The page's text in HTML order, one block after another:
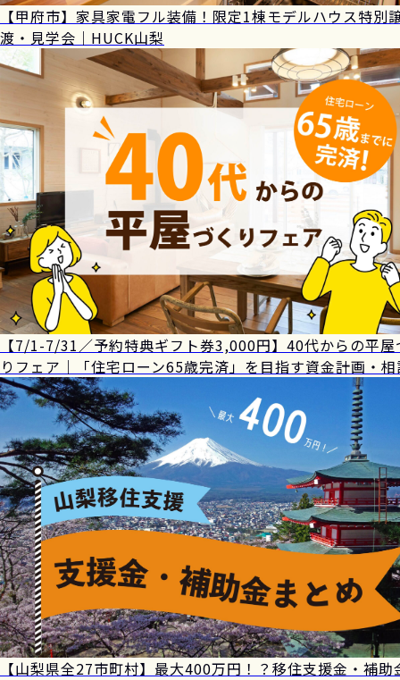
【甲府市】家具家電フル装備！限定1棟モデルハウス特別
渡・見学会｜HUCK山梨
【7/1-7/31／予約特典ギフト券3,000円】40代からの平屋
りフェア｜「住宅ローン65歳完済」を目指す資金計画・
【山梨県全27市町村】最大400万円！？移住支援金・補助